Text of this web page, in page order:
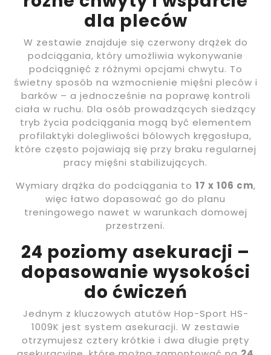
dla pleców
W zestawie znajduje się czerwony drążek do
podciągania, który umożliwia wykonywanie
podciągnięć z różnymi opcjami chwytu. To
świetny sposób na wzmocnienie mięśni pleców i
barków – a jednocześnie na poprawę kontroli
ciała w ruchu. Dla osób prowadzących siedzący
tryb życia podciągania mogą być elementem
profilaktyki dolegliwości bólowych kręgosłupa,
które często pojawiają się przy braku regularnej
pracy mięśni stabilizujących.
Wymiary drążka do podciągania to 17 x 106 cm,
więc łatwo dopasować go do planu
treningowego nawet w warunkach domowej
przestrzeni.
24 poziomy asekuracji –
dopasowanie wysokości
do ćwiczeń
Jednym z kluczowych atutów Hop-Sport HS-
1009K jest system asekuracji. W zestawie
otrzymujesz cztery krótkie i dwa długie pręty